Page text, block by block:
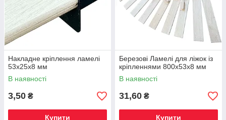
Накладне кріплення ламелі
53х25х8 мм
В наявності
3,50 ₴
Купити
Березові Ламелі для ліжок із
кріпленнями 800х53х8 мм
В наявності
31,60 ₴
Купити